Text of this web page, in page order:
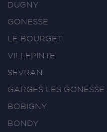
DUGNY
GONESSE
LE BOURGET
VILLEPINTE
SEVRAN
GARGES LES GONESSE
BOBIGNY
BONDY